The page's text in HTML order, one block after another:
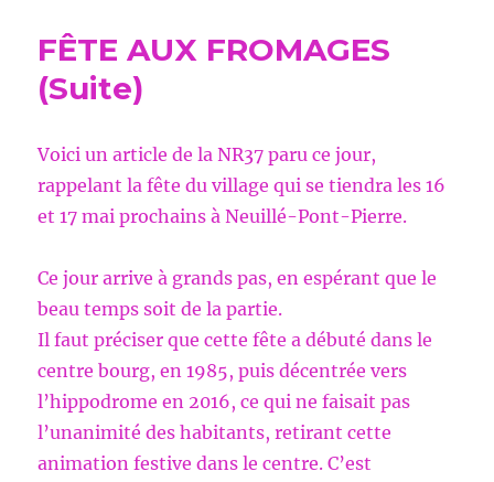
FÊTE AUX FROMAGES
(Suite)
Voici un article de la NR37 paru ce jour,
rappelant la fête du village qui se tiendra les 16
et 17 mai prochains à Neuillé-Pont-Pierre.
Ce jour arrive à grands pas, en espérant que le
beau temps soit de la partie.
Il faut préciser que cette fête a débuté dans le
centre bourg, en 1985, puis décentrée vers
l’hippodrome en 2016, ce qui ne faisait pas
l’unanimité des habitants, retirant cette
animation festive dans le centre. C’est